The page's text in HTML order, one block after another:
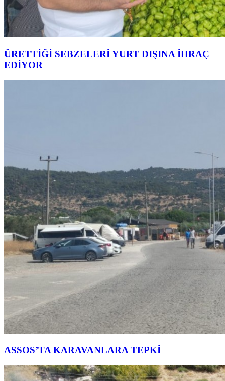
ÜRETTİĞİ SEBZELERİ YURT DIŞINA İHRAÇ
EDİYOR
ASSOS’TA KARAVANLARA TEPKİ